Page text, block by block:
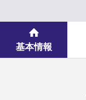
基本情報